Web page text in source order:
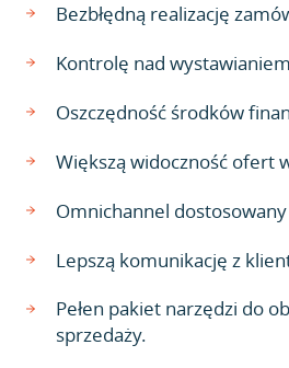
Bezbłędną realizację
Kontrolę nad
Oszczędność środków
Większą widoczność ofert
Omnichannel
Lepszą komunikację z
Pełen pakiet narzędzi do
sprzedaży.